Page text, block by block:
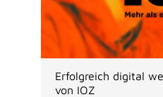
Erfolgreich digital
von IOZ